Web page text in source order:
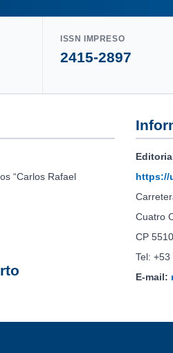
ISSN IMPRESO
2415-2897
“Carlos Rafael
https://
Cuatro
CP
Tel:
E-mail: